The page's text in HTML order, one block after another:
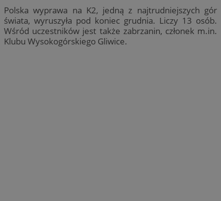
Polska wyprawa na K2, jedną z najtrudniejszych gór
świata, wyruszyła pod koniec grudnia. Liczy 13 osób.
Wśród uczestników jest także zabrzanin, członek m.in.
Klubu Wysokogórskiego Gliwice.